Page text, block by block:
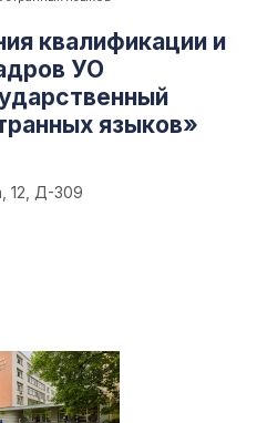
квалификации и
УО
языков»
12, Д-309